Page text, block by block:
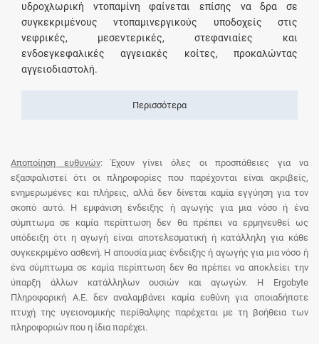
υδροχλωρική ντοπαμίνη φαίνεται επίσης να δρα σε
συγκεκριμένους ντοπαμινεργικούς υποδοχείς στις
νεφρικές, μεσεντερικές, στεφανιαίες και
ενδοεγκεφαλικές αγγειακές κοίτες, προκαλώντας
αγγειοδιαστολή.
Περισσότερα
Αποποίηση ευθυνών: Έχουν γίνει όλες οι προσπάθειες για να
εξασφαλιστεί ότι οι πληροφορίες που παρέχονται είναι ακριβείς,
ενημερωμένες και πλήρεις, αλλά δεν δίνεται καμία εγγύηση για τον
σκοπό αυτό. Η εμφάνιση ένδειξης ή αγωγής για μια νόσο ή ένα
σύμπτωμα σε καμία περίπτωση δεν θα πρέπει να ερμηνευθεί ως
υπόδειξη ότι η αγωγή είναι αποτελεσματική ή κατάλληλη για κάθε
συγκεκριμένο ασθενή. Η απουσία μιας ένδειξης ή αγωγής για μια νόσο ή
ένα σύμπτωμα σε καμία περίπτωση δεν θα πρέπει να αποκλείει την
ύπαρξη άλλων κατάλληλων ουσιών και αγωγών. Η Ergobyte
Πληροφορική Α.Ε. δεν αναλαμβάνει καμία ευθύνη για οποιαδήποτε
πτυχή της υγειονομικής περίθαλψης παρέχεται με τη βοήθεια των
πληροφοριών που η ίδια παρέχει.